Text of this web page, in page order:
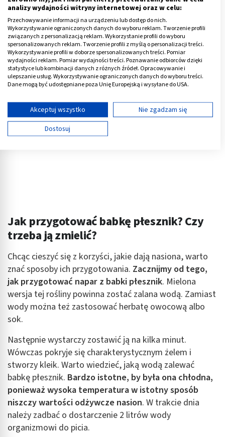
działają znakomicie. Nałożona na nie maseczka
pomaga pozbyć się swędzenia skóry głowy, regeneruje
zniszczone i rozdwojone końcówki.
Reklama
Jak przygotować babkę płesznik? Czy
trzeba ją zmielić?
Chcąc cieszyć się z korzyści, jakie dają nasiona, warto
znać sposoby ich przygotowania. Zacznijmy od tego,
jak przygotować napar z babki płesznik. Mielona
wersja tej rośliny powinna zostać zalana wodą. Zamiast
wody można też zastosować herbatę owocową albo
sok.
Następnie wystarczy zostawić ją na kilka minut.
Wówczas pokryje się charakterystycznym żelem i
stworzy kleik. Warto wiedzieć, jaką wodą zalewać
babkę płesznik. Bardzo istotne, by była ona chłodna,
ponieważ wysoka temperatura w istotny sposób
niszczy wartości odżywcze nasion. W trakcie dnia
należy zadbać o dostarczenie 2 litrów wody
organizmowi do picia.
analizy wydajności witryny internetowej oraz w celu:
Przechowywanie informacji na urządzeniu lub dostęp do nich.
Wykorzystywanie ograniczonych danych do wyboru reklam. Tworzenie profili
związanych z personalizacją reklam. Wykorzystanie profili do wyboru
spersonalizowanych reklam. Tworzenie profili z myślą o personalizacji treści.
Wykorzystywanie profili w doborze spersonalizowanych treści. Pomiar
wydajności reklam. Pomiar wydajności treści. Poznawanie odbiorców dzięki
statystyce lub kombinacji danych z różnych źródeł. Opracowywanie i
ulepszanie usług. Wykorzystywanie ograniczonych danych do wyboru treści.
Dane mogą być udostępniane poza Unię Europejską i wysyłane do USA.
Wyświetl listę partnerów (11 dostawców IAB)
Używamy Twoich danych w następujących celach:
Cele przetwarzania IAB:
reklam
Wykorzystanie profili do wyboru
Tworzenie profili w celu personalizacji treści
Wykorzystywanie profili w celu doboru
spersonalizowanych treści
Pomiar efektywności reklam
Pomiar efektywności treści
Rozumienie odbiorców dzięki statystyce lub
kombinacji danych z różnych źródeł
Rozwój i ulepszanie usług
Wykorzystywanie ograniczonych danych do
wyboru treści
Funkcje specjalne IAB:
Akceptuj wszystko
Nie zgadzam się
Dostosuj